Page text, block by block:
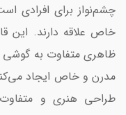
چشم‌نواز برای افرادی
خاص علاقه دارند. این
ظاهری متفاوت به گوشی
مدرن و خاص ایجاد
طراحی هنری و